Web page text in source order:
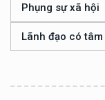
Phụng sự xã hội
Lãnh đạo có tâm